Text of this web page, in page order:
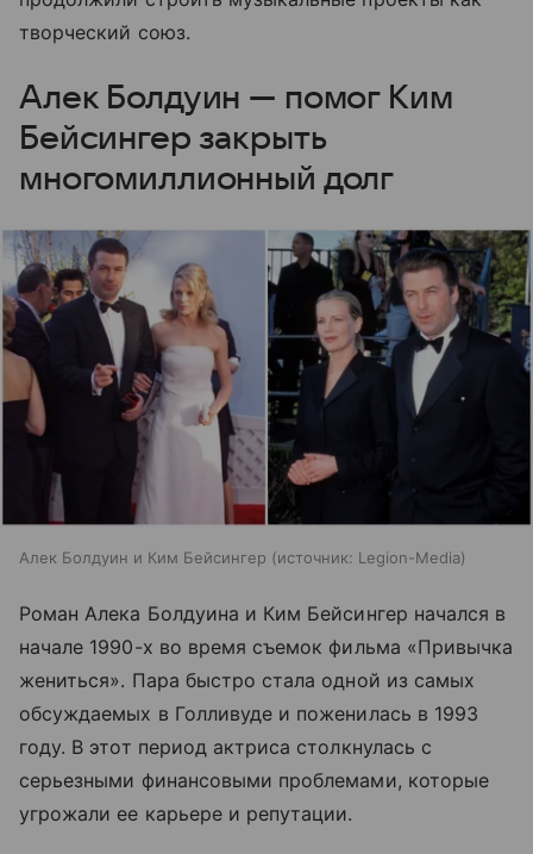
творческий союз.
Алек Болдуин — помог Ким
Бейсингер закрыть
многомиллионный долг
Алек Болдуин и Ким Бейсингер источник: Legion-Media
Роман Алека Болдуина и Ким Бейсингер начался в
начале 1990-х во время съемок фильма «Привычка
жениться». Пара быстро стала одной из самых
обсуждаемых в Голливуде и поженилась в 1993
году. В этот период актриса столкнулась с
серьезными финансовыми проблемами, которые
угрожали ее карьере и репутации.